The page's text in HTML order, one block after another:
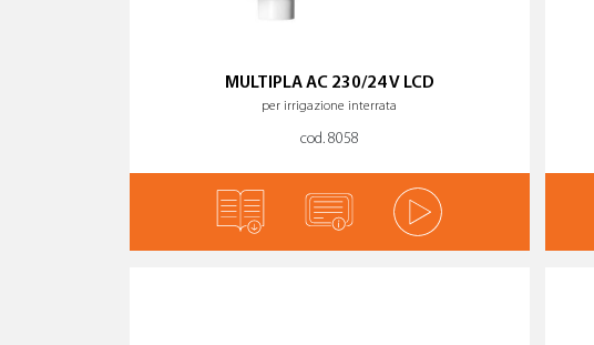
MULTIPLA AC 230/24 V LCD
per irrigazione interrata
cod. 8058